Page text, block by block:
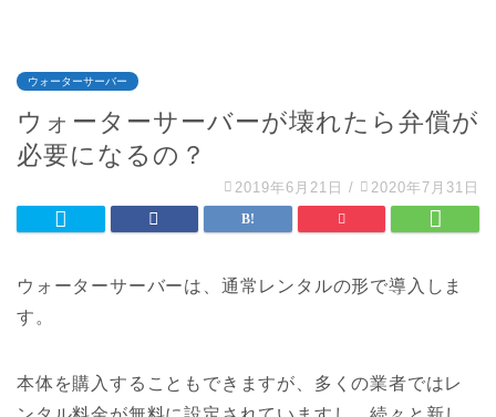
ウォーターサーバー
ウォーターサーバーが壊れたら弁償が
必要になるの？
2019年6月21日 / 2020年7月31日
ウォーターサーバーは、通常レンタルの形で導入しま
す。
本体を購入することもできますが、多くの業者ではレ